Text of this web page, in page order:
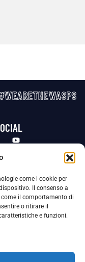
come i cookie per
Il consenso a
il comportamento di
o ritirare il
e funzioni.
specializzata che vigila sulle modalità
personali.